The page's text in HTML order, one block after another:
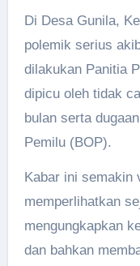
Di Desa Gunila,
polemik serius
dilakukan Panitia
dipicu oleh tidak
bulan serta
Pemilu (BOP).
Kabar ini semakin
memperlihatkan
mengungkapkan
dan bahkan